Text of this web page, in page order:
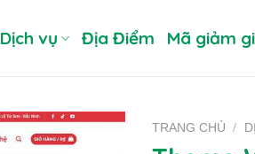
Dịch vụ Địa Điểm Mã giảm
TRANG CHỦ /